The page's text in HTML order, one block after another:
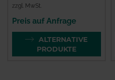
zzgl. MwSt.
Preis auf Anfrage
ALTERNATIVE
PRODUKTE